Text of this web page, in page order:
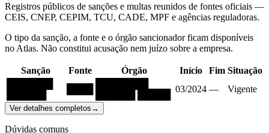
Registros públicos de sanções e multas reunidos de fontes oficiais —
CEIS, CNEP, CEPIM, TCU, CADE, MPF e agências reguladoras.
O tipo da sanção, a fonte e o órgão sancionador ficam disponíveis
no Atlas. Não constitui acusação nem juízo sobre a empresa.
Sanção Fonte Órgão Início Fim Situação
03/2024 — Vigente
Ver detalhes completos →
Dúvidas comuns